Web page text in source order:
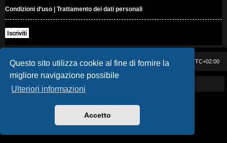
Questo sito utilizza cookie al fine di fornire la
migliore navigazione possibile
Ulteriori informazioni
Accetto
a
r
i
s
p
o
t
Condizioni d’uso | Trattamento dei dati personali
Iscriviti
Casa DAG Tutti gli orari sono UTC+02:00
Cancella cookie